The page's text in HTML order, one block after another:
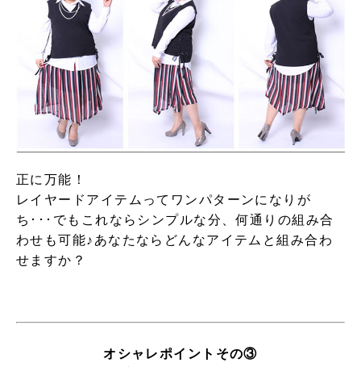
正に万能！
レイヤードアイテムってワンパターンになりが
ち･･･でもこれならシンプルな分、何通りの組み合
わせも可能♪あなたならどんなアイテムと組み合わ
せますか？
オシャレポイントその③